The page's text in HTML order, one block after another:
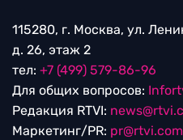
115280, г. Москва, ул.
д. 26, этаж 2
тел: +7 (499) 579-86-96
Для общих вопросов:
Редакция RTVI:
Маркетинг/PR: pr@rtvi.com